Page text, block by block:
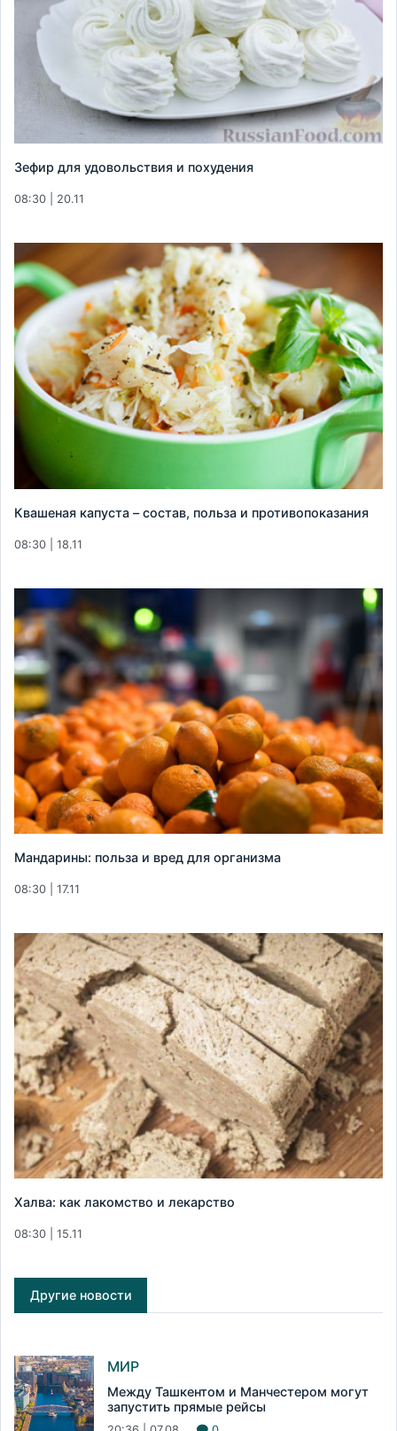
Зефир для удовольствия и похудения
08:30 | 20.11
Квашеная капуста – состав, польза и противопоказания
08:30 | 18.11
Мандарины: польза и вред для организма
08:30 | 17.11
Халва: как лакомство и лекарство
08:30 | 15.11
Другие новости
МИР
Между Ташкентом и Манчестером могут
запустить прямые рейсы